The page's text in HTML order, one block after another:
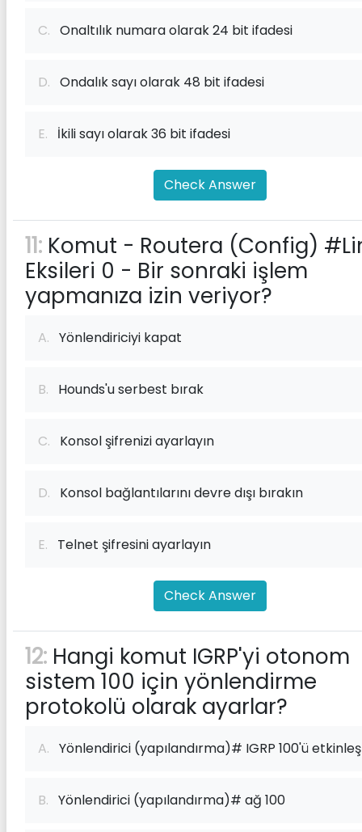
C. Onaltılık numara olarak 24 bit ifadesi
D. Ondalık sayı olarak 48 bit ifadesi
E. İkili sayı olarak 36 bit ifadesi
Check Answer
11: Komut - Routera (Config)
Eksileri 0 - Bir sonraki işlem
yapmanıza izin veriyor?
A. Yönlendiriciyi kapat
B. Hounds'u serbest bırak
C. Konsol şifrenizi ayarlayın
D. Konsol bağlantılarını devre dışı bırakın
E. Telnet şifresini ayarlayın
Check Answer
12: Hangi komut IGRP'yi otonom
sistem 100 için yönlendirme
protokolü olarak ayarlar?
A. Yönlendirici (yapılandırma)# IGRP 100'ü
B. Yönlendirici (yapılandırma)# ağ 100